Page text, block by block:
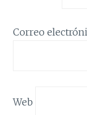
Correo
Web